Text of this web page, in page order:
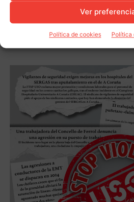
Ver
Política de cookies Política